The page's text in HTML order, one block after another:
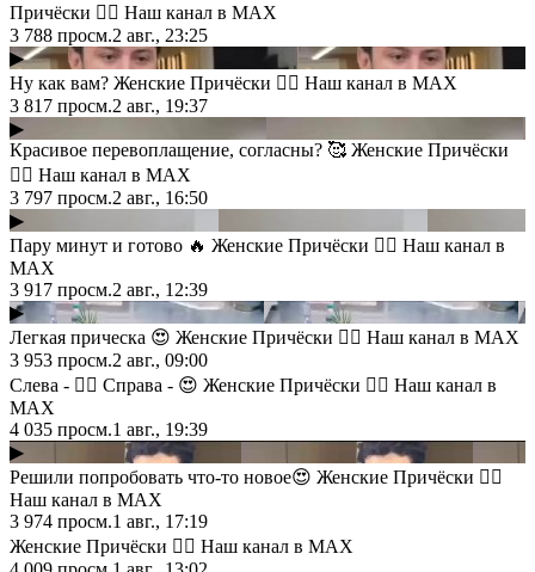
Причёски 💇‍♀️ Наш канал в MAX
3 788 просм.2 авг., 23:25
▶
Ну как вам? Женские Причёски 💇‍♀️ Наш канал в MAX
3 817 просм.2 авг., 19:37
▶
Красивое перевоплащение, согласны? 🥰 Женские Причёски
💇‍♀️ Наш канал в MAX
3 797 просм.2 авг., 16:50
▶
Пару минут и готово 🔥 Женские Причёски 💇‍♀️ Наш канал в
MAX
3 917 просм.2 авг., 12:39
▶
Легкая прическа 😍 Женские Причёски 💇‍♀️ Наш канал в MAX
3 953 просм.2 авг., 09:00
Слева - 👍🏻 Справа - 😍 Женские Причёски 💇‍♀️ Наш канал в
MAX
4 035 просм.1 авг., 19:39
▶
Решили попробовать что-то новое😍 Женские Причёски 💇‍♀️
Наш канал в MAX
3 974 просм.1 авг., 17:19
Женские Причёски 💇‍♀️ Наш канал в MAX